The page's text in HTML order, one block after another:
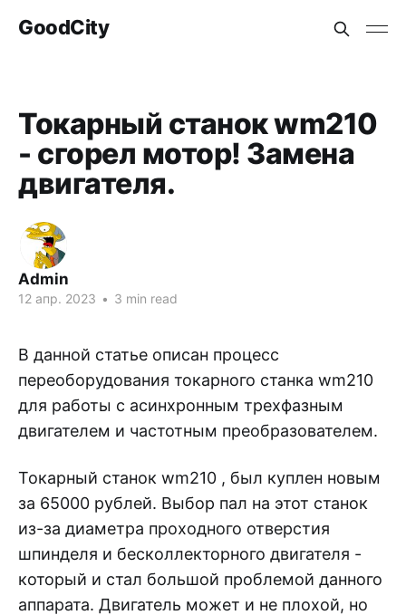
GoodCity
Токарный станок wm210
- сгорел мотор! Замена
двигателя.
Admin
12 апр. 2023 • 3 min read
В данной статье описан процесс
переоборудования токарного станка wm210
для работы с асинхронным трехфазным
двигателем и частотным преобразователем.
Токарный станок wm210 , был куплен новым
за 65000 рублей. Выбор пал на этот станок
из-за диаметра проходного отверстия
шпинделя и бесколлекторного двигателя -
который и стал большой проблемой данного
аппарата. Двигатель может и не плохой, но